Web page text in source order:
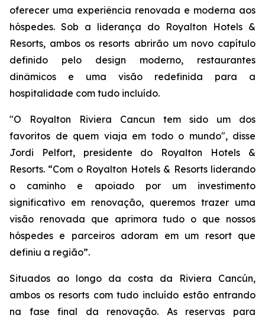
oferecer uma experiência renovada e moderna aos
hóspedes. Sob a liderança do Royalton Hotels &
Resorts, ambos os resorts abrirão um novo capítulo
definido pelo design moderno, restaurantes
dinâmicos e uma visão redefinida para a
hospitalidade com tudo incluído.
"O Royalton Riviera Cancun tem sido um dos
favoritos de quem viaja em todo o mundo", disse
Jordi Pelfort, presidente do Royalton Hotels &
Resorts. “Com o Royalton Hotels & Resorts liderando
o caminho e apoiado por um investimento
significativo em renovação, queremos trazer uma
visão renovada que aprimora tudo o que nossos
hóspedes e parceiros adoram em um resort que
definiu a região”.
Situados ao longo da costa da Riviera Cancún,
ambos os resorts com tudo incluído estão entrando
na fase final da renovação. As reservas para